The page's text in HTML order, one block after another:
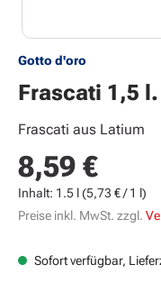
Gotto d'oro
Frascati 1,5
Frascati aus Latium
Regulärer Preis:
8,59 €
Inhalt: 1.5 l(5,73 € / 1 l)
Preise inkl. MwSt. zzgl.
Sofort verfügbar,